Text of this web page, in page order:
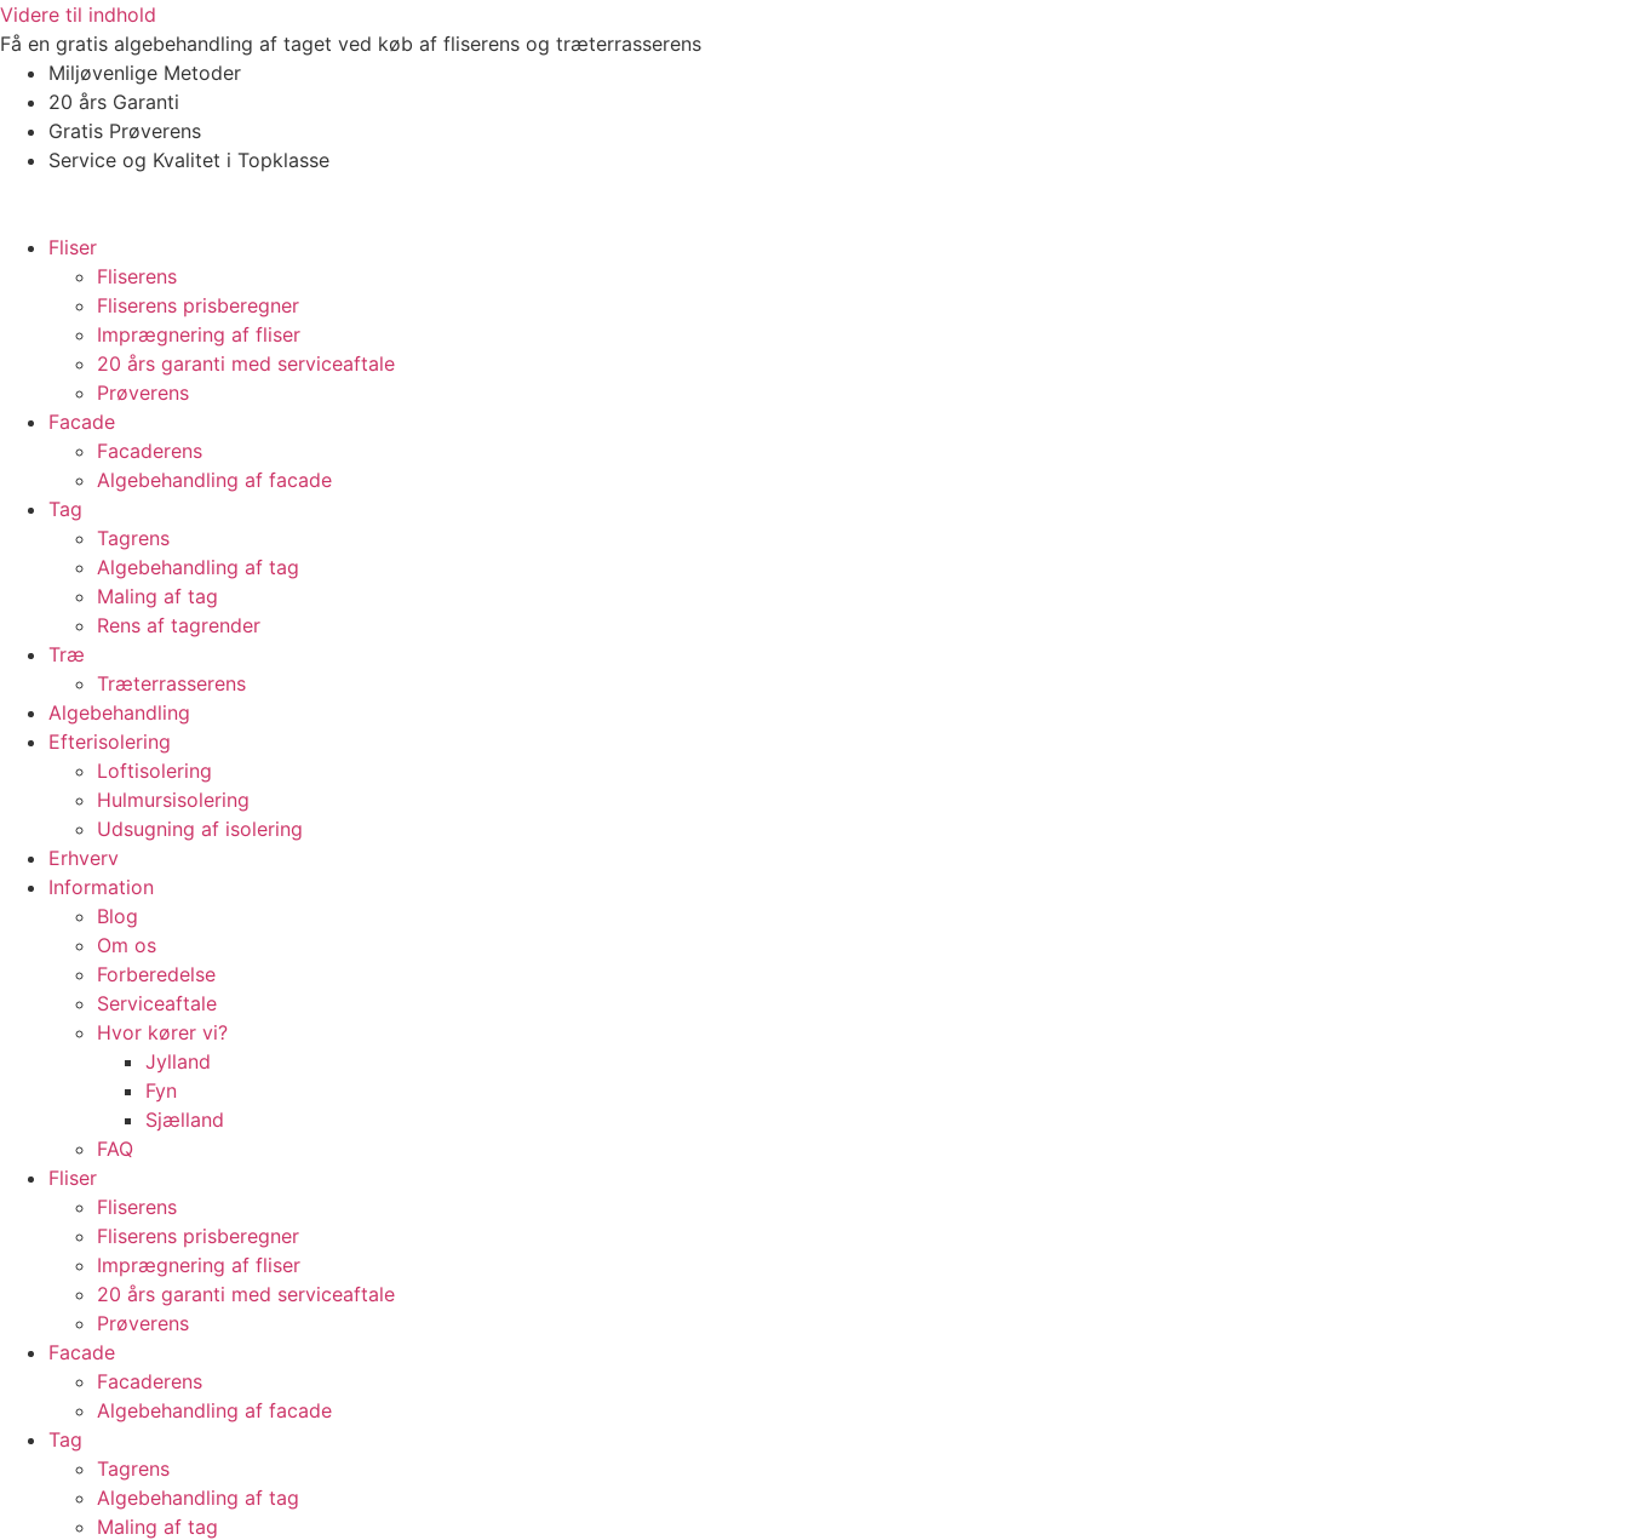
Videre til indhold
Få en gratis algebehandling af taget ved køb af fliserens og træterrasserens
Miljøvenlige Metoder
20 års Garanti
Gratis Prøverens
Service og Kvalitet i Topklasse
Fliser
Fliserens
Fliserens prisberegner
Imprægnering af fliser
20 års garanti med serviceaftale
Prøverens
Facade
Facaderens
Algebehandling af facade
Tag
Tagrens
Algebehandling af tag
Maling af tag
Rens af tagrender
Træ
Træterrasserens
Algebehandling
Efterisolering
Loftisolering
Hulmursisolering
Udsugning af isolering
Erhverv
Information
Blog
Om os
Forberedelse
Serviceaftale
Hvor kører vi?
Jylland
Fyn
Sjælland
FAQ
Fliser
Fliserens
Fliserens prisberegner
Imprægnering af fliser
20 års garanti med serviceaftale
Prøverens
Facade
Facaderens
Algebehandling af facade
Tag
Tagrens
Algebehandling af tag
Maling af tag